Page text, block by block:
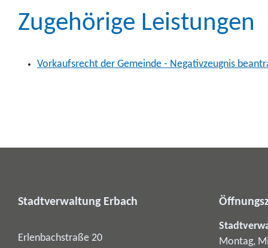
Zugehörige Leistungen
Vorkaufsrecht der Gemeinde - Negativzeugnis
Stadtverwaltung Erbach
Erlenbachstraße 20
Montag,